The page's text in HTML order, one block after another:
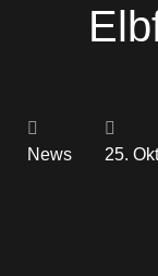
News 25.